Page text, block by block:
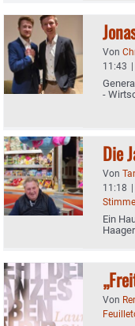
Von
11:43 |
-
Die
Von
11:18 |
Stimme
Ein
Von